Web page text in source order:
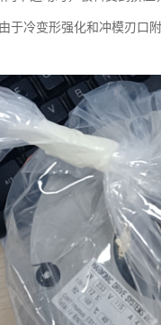
于冷变形强化和冲模刃